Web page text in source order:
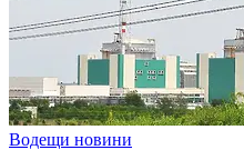
Водещи новини